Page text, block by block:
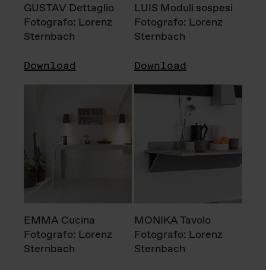
GUSTAV Dettaglio
Fotografo: Lorenz
Sternbach
Download
LUIS Moduli sospesi
Fotografo: Lorenz
Sternbach
Download
EMMA Cucina
Fotografo: Lorenz
Sternbach
MONIKA Tavolo
Fotografo: Lorenz
Sternbach